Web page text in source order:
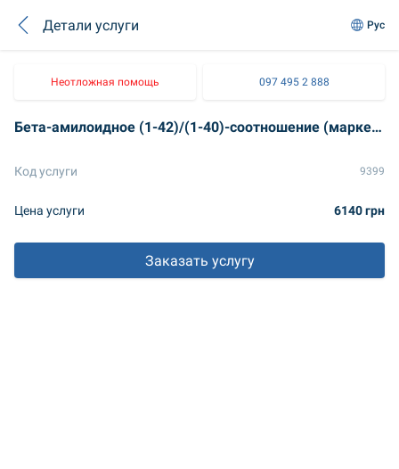
Детали услуги Рус
Неотложная помощь 097 495 2 888
Бета-амилоидное (1-42)/(1-40)-соотношение (маркер болезни Альцгеймера)
Код услуги 9399
Цена услуги 6140 грн
Заказать услугу